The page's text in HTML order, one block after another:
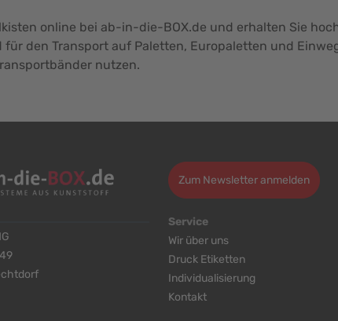
online bei ab-in-die-BOX.de und erhalten Sie
den Transport auf Paletten, Europaletten und
nutzen.
Zum Newsletter anmelden
Service
Wir über uns
Druck Etiketten
Individualisierung
Kontakt